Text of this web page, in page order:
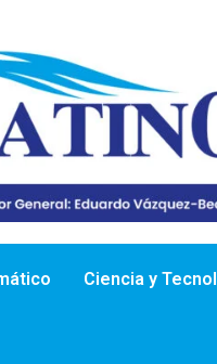
Ciencia y